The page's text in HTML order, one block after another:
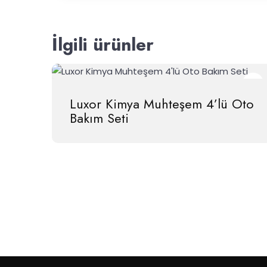
İlgili ürünler
Luxor Kimya Muhteşem 4’lü Oto
Bakım Seti